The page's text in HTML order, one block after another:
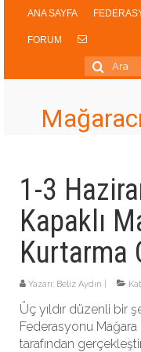
ANA SAYFA
FORUM
Şunu
ara:
1-3
Kapaklı
Kurtarma
Yazarı: Beliz Aydın
Üç yıldır düzenli bir
Federasyonu Mağara
tarafından